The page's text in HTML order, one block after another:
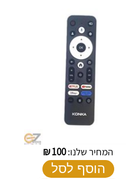
המחיר שלנו:100
₪
הוסף לסל